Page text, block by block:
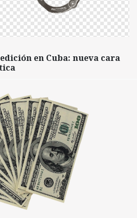
en Cuba: nueva cara